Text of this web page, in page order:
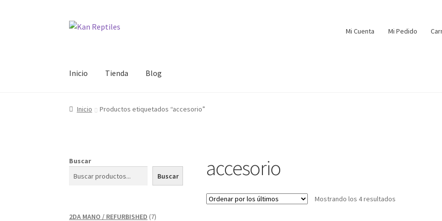
Ir
Ir
Mi Cuenta Mi Pedido
Inicio Tienda Blog
Inicio Productos etiquetados “accesorio”
accesorio
Mostrando los 4 resultados
Buscar
Buscar
2DA MANO / REFURBISHED 77